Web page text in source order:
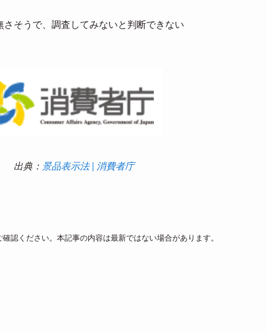
そうで、調査してみないと判断できない
出典： 景品表示法 | 消費者庁
認ください。本記事の内容は最新ではない場合があります。